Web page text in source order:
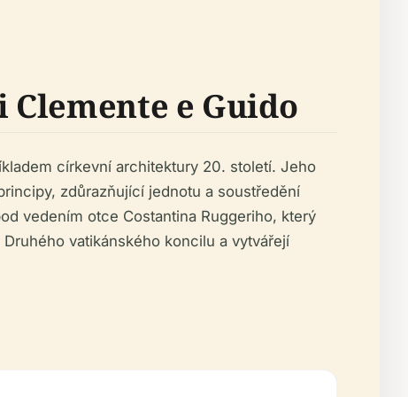
e Guido
církevní architektury 20. století. Jeho
zdůrazňující jednotu a soustředění
vedením otce Costantina Ruggeriho, který
vatikánského koncilu a vytvářejí